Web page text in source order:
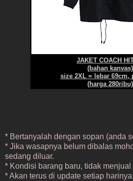
JAKET COACH
(bahan kanvas)
size 2XL = lebar 69cm,
(harga 280ribu)
* Bertanyalah dengan sopan (anda
* Jika wasapnya belum dibalas
sedang diluar.
* Kondisi barang baru, tidak
* Akan terus di update setiap harinya.